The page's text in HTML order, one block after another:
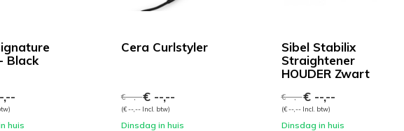
Black
huis
Cera Curlstyler
€ --,--€ --,--
(€ --,-- Incl. btw)
Dinsdag in huis
Sibel Stabilix
Straightener
HOUDER Zwart
€ --,--€ --,--
(€ --,-- Incl. btw)
Dinsdag in huis